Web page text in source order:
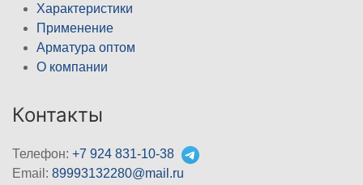
Характеристики
Применение
Арматура оптом
О компании
Контакты
Телефон: +7 924 831-10-38
Email: 89993132280@mail.ru